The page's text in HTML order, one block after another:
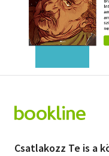
Csatlakozz Te is a